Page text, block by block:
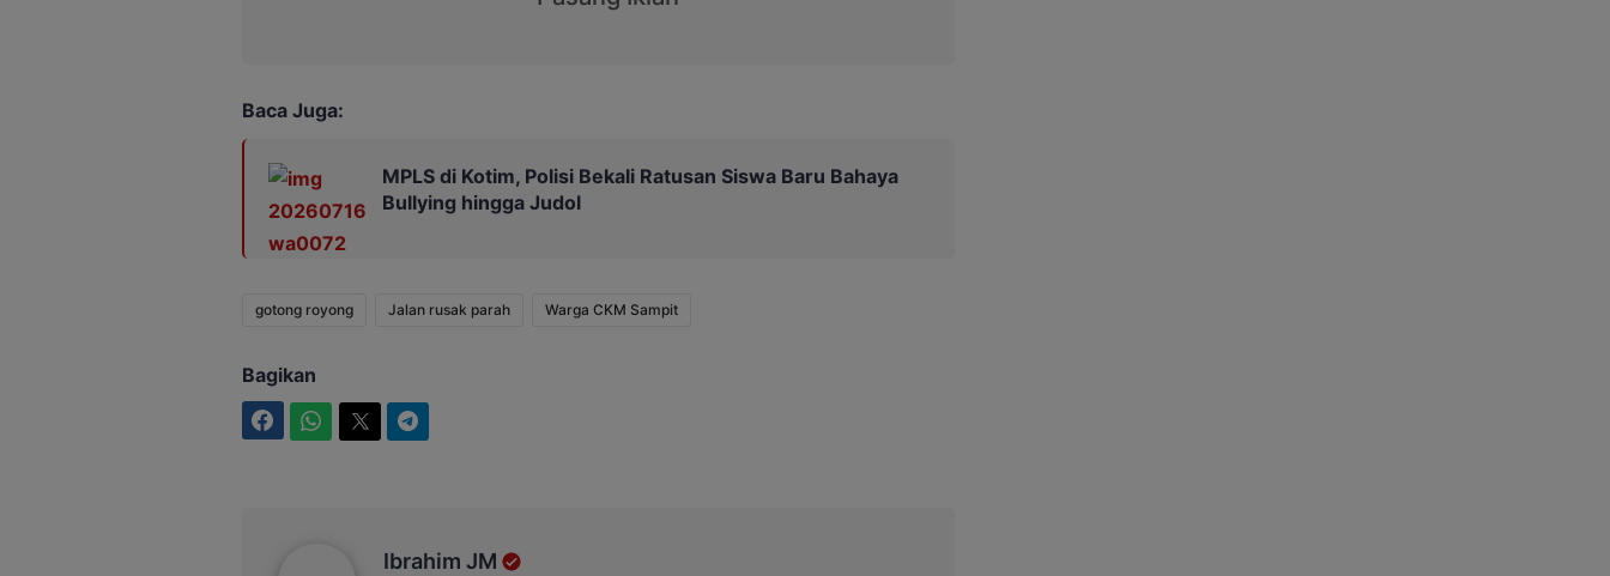
Baca Juga:
MPLS di Kotim, Polisi Bekali Ratusan Siswa Baru Bahaya
Bullying hingga Judol
gotong royong Jalan rusak parah Warga CKM Sampit
Bagikan
Ibrahim JM